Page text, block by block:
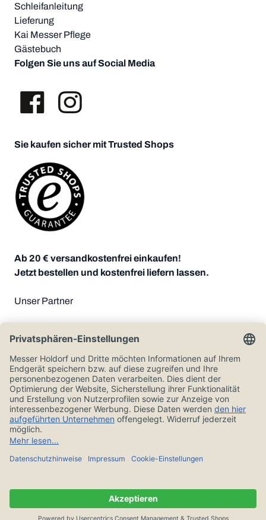
Schleifanleitung
Lieferung
Kai Messer Pflege
Gästebuch
Folgen Sie uns auf Social Media
Sie kaufen sicher mit Trusted Shops
Ab 20 € versandkostenfrei einkaufen!
Jetzt bestellen und kostenfrei liefern lassen.
Unser Partner
Zahlungsoptionen
Alle Preise in Euro und inkl. der gesetzlichen Mehrwertsteuer, zzgl.
© Messer Holdorf 2026